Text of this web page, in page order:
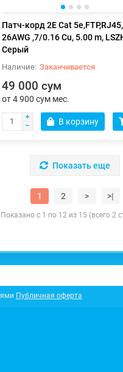
Interbrands - Вы лучшие!!! Очень
грамотные Специалисты , очень
хороший сервис и добрые ,
Л..→
Патч-корд 2E Cat 5e,FTP,RJ45,
26AWG ,7/0.16 Cu, 5.00 m,
Серый
Заканчивается
49 000 сум
от 4 900 сум мес.
В корзину
Показать еще
1 2 > >|
Показано с 1 по 12 из 15 (всего 2
Публичная оферта